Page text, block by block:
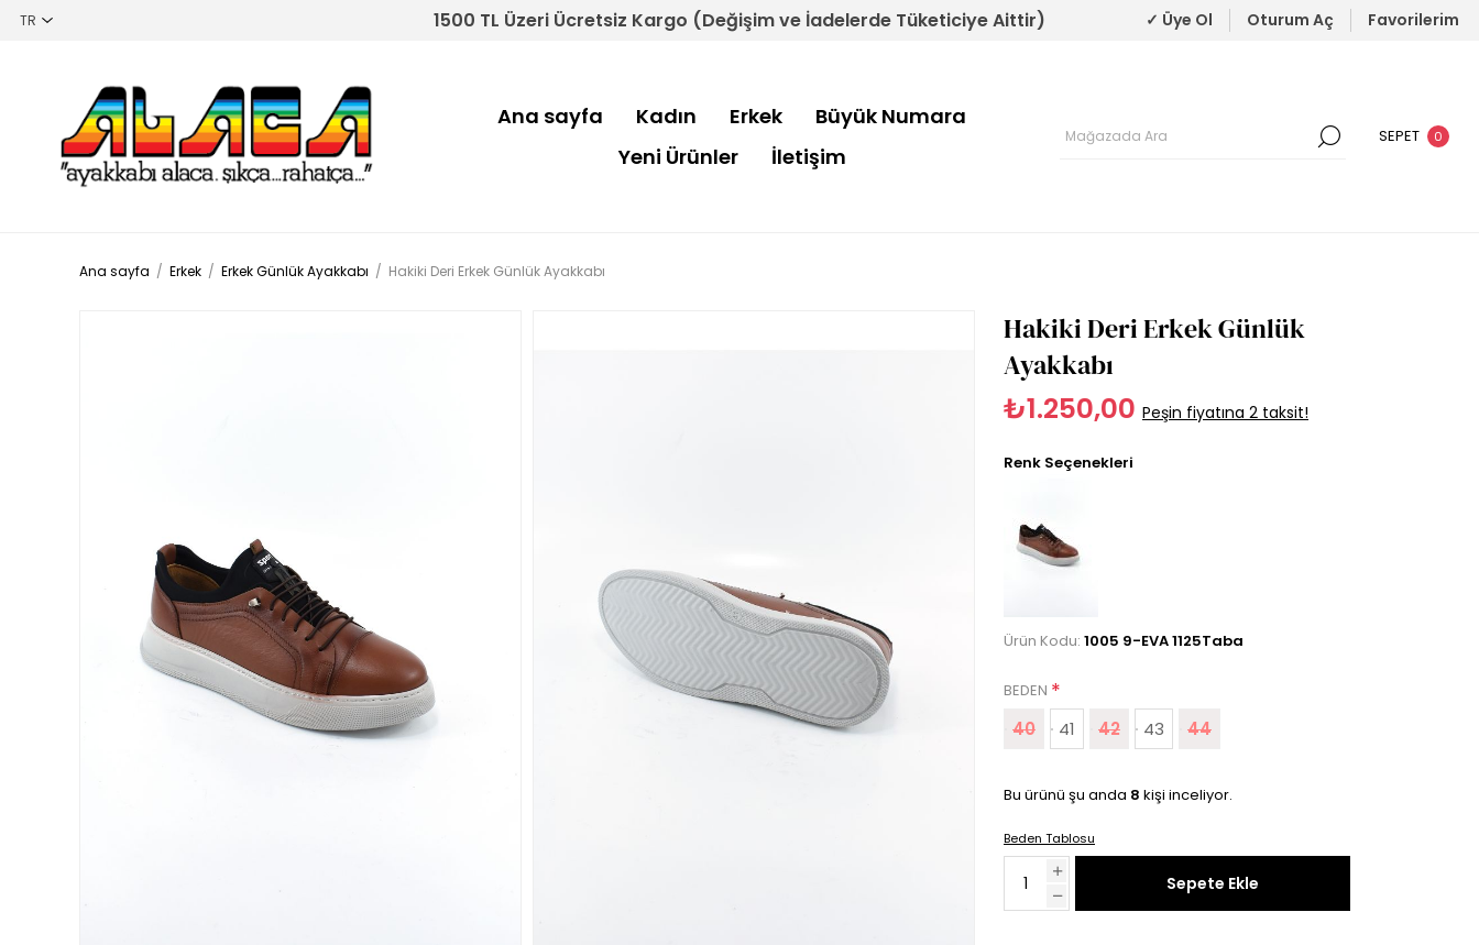
1500 TL Üzeri Ücretsiz Kargo (Değişim ve İadelerde Tüketiciye Aittir) ✓ Üye Ol Oturum Aç Favorilerim
Ana sayfa Kadın Erkek
Büyük Numara
Yeni Ürünler
İletişim
SEPET 0
Ana sayfa / Erkek / Erkek Günlük Ayakkabı / Hakiki Deri Erkek Günlük Ayakkabı
Hakiki Deri Erkek Günlük
Ayakkabı
₺1.250,00 Peşin fiyatına 2 taksit!
Renk Seçenekleri
Ürün Kodu: 1005 9-EVA 1125Taba
BEDEN *
40 41 42 43 44
Bu ürünü şu anda 8 kişi inceliyor.
Beden Tablosu
Sepete Ekle